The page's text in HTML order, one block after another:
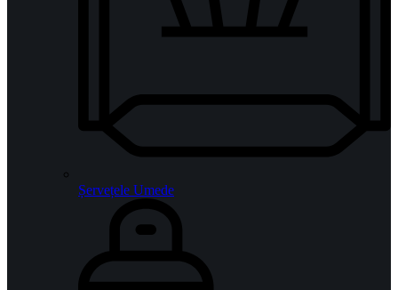
Șervețele Umede